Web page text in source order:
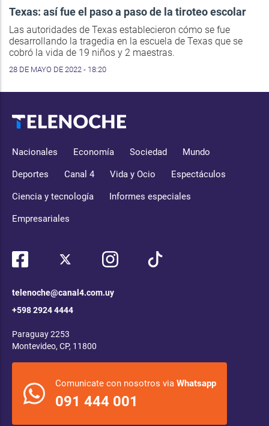
Texas: así fue el paso a paso de la tiroteo escolar
Las autoridades de Texas establecieron cómo se fue
desarrollando la tragedia en la escuela de Texas que se
cobró la vida de 19 niños y 2 maestras.
28 DE MAYO DE 2022 - 18:20
Nacionales Economía Sociedad Mundo
Deportes Canal 4 Vida y Ocio Espectáculos
Ciencia y tecnología Informes especiales
Empresariales
telenoche@canal4.com.uy
+598 2924 4444
Paraguay 2253
Montevideo, CP, 11800
Comunicate con nosotros via Whatsapp
091 444 001